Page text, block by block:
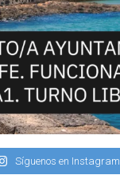
Síguenos en Instagram